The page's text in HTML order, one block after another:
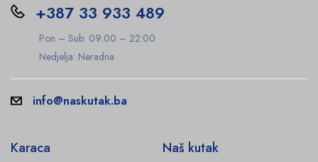
+387 33 933 489
Pon – Sub: 09:00 – 22:00
Nedjelja: Neradna
info@naskutak.ba
Karaca Naš kutak